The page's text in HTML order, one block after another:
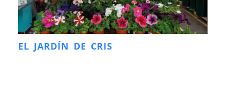
EL JARDÍN DE CRIS